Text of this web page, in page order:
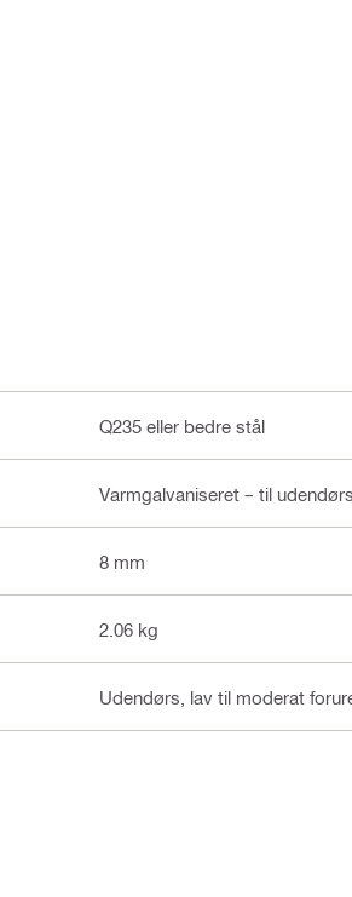
Q235 eller bedre stål
Varmgalvaniseret – til
8 mm
2.06 kg
Udendørs, lav til moderat